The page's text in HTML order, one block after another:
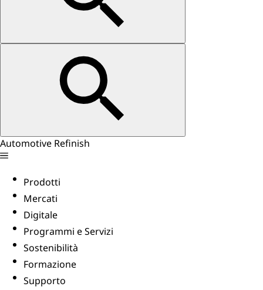
Automotive Refinish
Prodotti
Mercati
Digitale
Programmi e Servizi
Sostenibilità
Formazione
Supporto